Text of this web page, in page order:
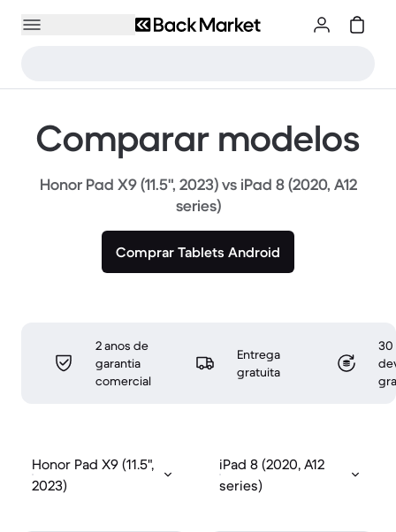
Comparar modelos
Honor Pad X9 (11.5", 2023) vs iPad 8 (2020, A12
series)
Comprar Tablets Android
2 anos de
garantia
comercial
Entrega
gratuita
30
Honor Pad X9 (11.5",
2023)
iPad 8 (2020, A12
series)